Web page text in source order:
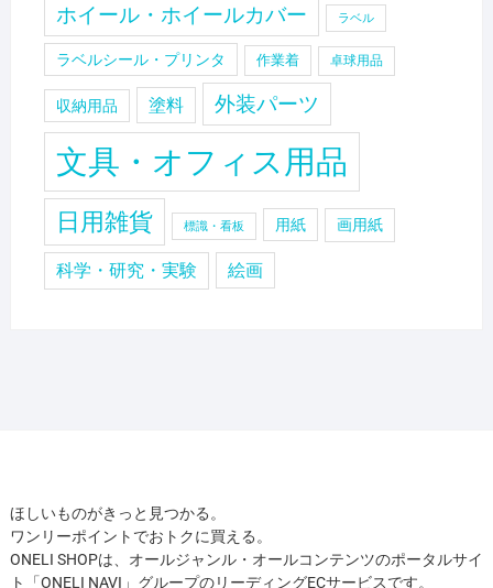
ホイール・ホイールカバー ラベル
ラベルシール・プリンタ 作業着 卓球用品
収納用品 塗料 外装パーツ
文具・オフィス用品
日用雑貨 標識・看板 用紙 画用紙
科学・研究・実験 絵画
ほしいものがきっと見つかる。
ワンリーポイントでおトクに買える。
ONELI SHOPは、オールジャンル・オールコンテンツのポータルサイ
ト「ONELI NAVI」グループのリーディングECサービスです。